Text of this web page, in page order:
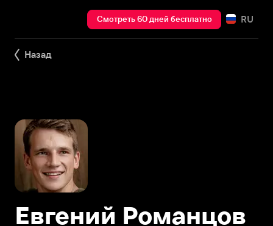
Смотреть 60 дней бесплатно RU
Назад
Евгений Романцов